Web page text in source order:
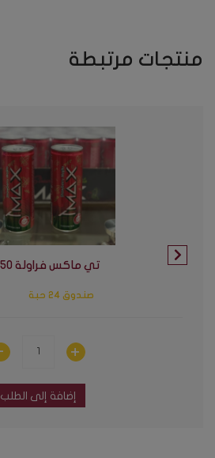
منتجات مرتبطة
تي ماكس فراولة ٢٥٠ مل
إضافة إلى الطلب